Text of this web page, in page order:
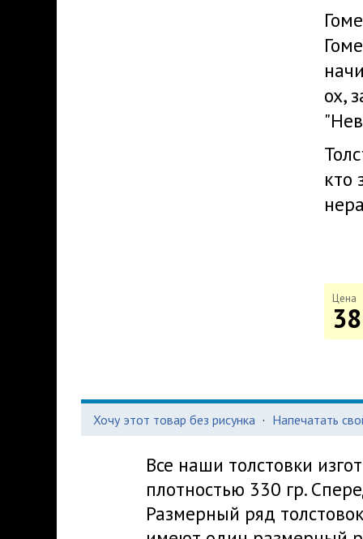
ох,
кто
Цена
Хочу этот товар без рисунка · Напечатать
Все наши толстовки
плотностью 330 гр.
Размерный ряд